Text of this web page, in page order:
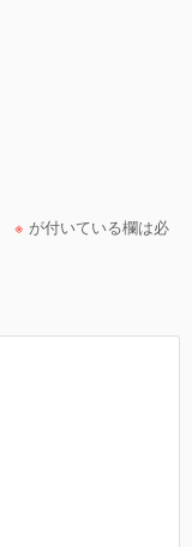
※ が付いている欄は必